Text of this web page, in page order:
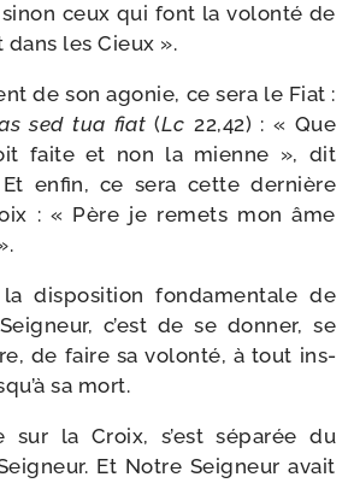
ceux qui font la volon­té de
les Cieux ».
de son ago­nie, ce sera le Fiat :
sed tua fiat (Lc22,42) : « Que
faite et non la mienne », dit
Et enfin, ce sera cette der­nière
: « Père je remets mon âme
dis­po­si­tion fon­da­men­tale de
c’est de se don­ner, se
de faire sa volon­té, à tout ins­
sa mort.
sur la Croix, s’est sépa­rée du
Et Notre Seigneur avait